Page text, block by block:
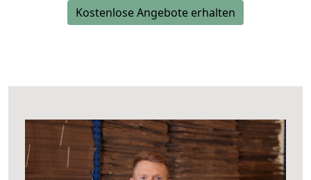
Kostenlose Angebote erhalten